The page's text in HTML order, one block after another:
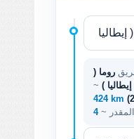
روما (
)
~
424 km
المقدر ~